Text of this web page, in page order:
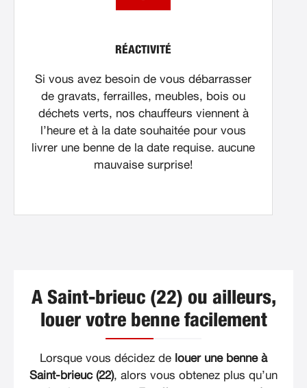
RÉACTIVITÉ
Si vous avez besoin de vous débarrasser
de gravats, ferrailles, meubles, bois ou
déchets verts, nos chauffeurs viennent à
l’heure et à la date souhaitée pour vous
livrer une benne de la date requise. aucune
mauvaise surprise!
A Saint-brieuc (22) ou ailleurs,
louer votre benne facilement
Lorsque vous décidez de louer une benne à
Saint-brieuc (22), alors vous obtenez plus qu’un